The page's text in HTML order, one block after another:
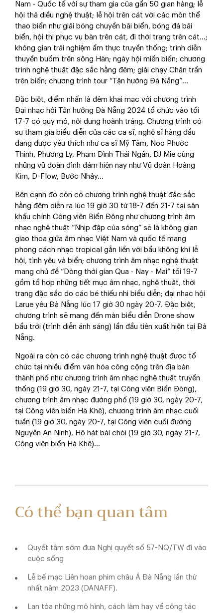
Nam - Quốc tế với sự tham gia của gần 50 gian hàng; lễ
hội thả diều nghệ thuật; lễ hội trên cát với các môn thể
thao biển như giải bóng chuyền bãi biển, bóng đá bãi
biển, hội thi phục vụ bàn trên cát, đi thời trang trên cát...;
không gian trải nghiệm ẩm thực truyền thống; trình diễn
thuyền buồm trên sông Hàn; ngày hội miền biển; chương
trình nghệ thuật đặc sắc hằng đêm; giải chạy Chân trần
trên biển; chương trình tour “Tận hưởng Đà Nẵng”...
Đặc biệt, điểm nhấn là đêm khai mạc với chương trình
Đại nhạc hội Tận hưởng Đà Nẵng 2024 tổ chức vào tối
17-7 có quy mô, nội dung hoành tráng. Chương trình có
sự tham gia biểu diễn của các ca sĩ, nghệ sĩ hàng đầu
đang được yêu thích như ca sĩ Mỹ Tâm, Noo Phước
Thịnh, Phương Ly, Phạm Đình Thái Ngân, DJ Mie cùng
những vũ đoàn đình đám hiện nay như Vũ đoàn Hoàng
Kim, D-Flow, Bước Nhảy…
Bên cạnh đó còn có chương trình nghệ thuật đặc sắc
hằng đêm diễn ra lúc 19 giờ 30 từ 18-7 đến 21-7 tại sân
khấu chính Công viên Biển Đông như chương trình âm
nhạc nghệ thuật “Nhịp đập của sóng” sẽ là không gian
giao thoa giữa âm nhạc Việt Nam và quốc tế mang
phong cách nhạc tropical gắn liền với bầu không khí lễ
hội, tình yêu và biển; chương trình âm nhạc nghệ thuật
mang chủ đề “Dòng thời gian Qua - Nay - Mai” tối 19-7
gồm tổ hợp những tiết mục âm nhạc, nghệ thuật, thời
trang đặc sắc do các bé thiếu nhi biểu diễn; đại nhạc hội
Larue yêu Đà Nẵng lúc 17 giờ 30 ngày 20-7. Đặc biệt,
chương trình sẽ mang đến màn biểu diễn Drone show
bầu trời (trình diễn ánh sáng) lần đầu tiên xuất hiện tại Đà
Nẵng.
Ngoài ra còn có các chương trình nghệ thuật được tổ
chức tại nhiều điểm văn hóa công cộng trên địa bàn
thành phố như chương trình âm nhạc nghệ thuật truyền
thống (19 giờ 30, ngày 21-7, tại Công viên Biển Đông),
chương trình âm nhạc đường phố (19 giờ 30, ngày 20-7,
tại Công viên biển Hà Khê), chương trình âm nhạc cuối
tuần (19 giờ 30, ngày 20-7, tại Công viên cuối đường
Nguyễn An Ninh), Hô hát bài chòi (19 giờ 30, ngày 21-7,
Công viên biển Hà Khê)...
Có thể bạn quan tâm
Quyết tâm sớm đưa Nghị quyết số 57-NQ/TW đi vào
cuộc sống
Lễ bế mạc Liên hoan phim châu Á Đà Nẵng lần thứ
nhất năm 2023 (DANAFF).
Lan tỏa những mô hình, cách làm hay về công tác